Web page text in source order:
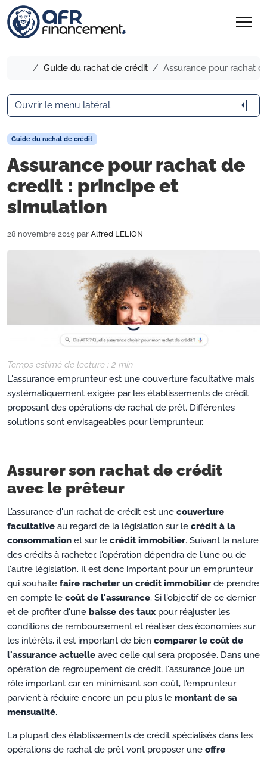
menu
Accueil
Guide du rachat de crédit Assurance pour rachat
Guide du rachat de crédit
Assurance pour rachat de
credit : principe et
simulation
28 novembre 2019 par Alfred LELION
Temps estimé de lecture : 2 min
L'assurance emprunteur est une couverture facultative mais
systématiquement exigée par les établissements de crédit
proposant des opérations de rachat de prêt. Différentes
solutions sont envisageables pour l'emprunteur.
Assurer son rachat de crédit
avec le prêteur
L’assurance d'un rachat de crédit est une couverture
facultative au regard de la législation sur le crédit à la
consommation et sur le crédit immobilier. Suivant la nature
des crédits à racheter, l'opération dépendra de l'une ou de
l'autre législation. Il est donc important pour un emprunteur
qui souhaite faire racheter un crédit immobilier de prendre
en compte le coût de l'assurance. Si l'objectif de ce dernier
et de profiter d'une baisse des taux pour réajuster les
conditions de remboursement et réaliser des économies sur
les intérêts, il est important de bien comparer le coût de
l'assurance actuelle avec celle qui sera proposée. Dans une
opération de regroupement de crédit, l'assurance joue un
rôle important car en minimisant son coût, l'emprunteur
parvient à réduire encore un peu plus le montant de sa
mensualité.
La plupart des établissements de crédit spécialisés dans les
opérations de rachat de prêt vont proposer une offre
Ouvrir le menu latéral arrow_menu_close